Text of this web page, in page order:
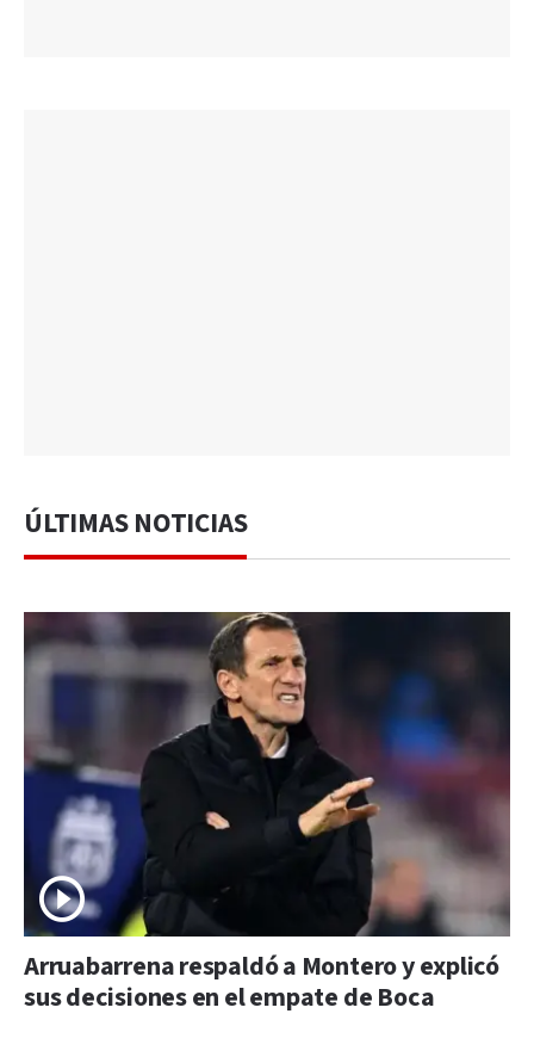
ÚLTIMAS NOTICIAS
Arruabarrena respaldó a Montero y explicó
sus decisiones en el empate de Boca